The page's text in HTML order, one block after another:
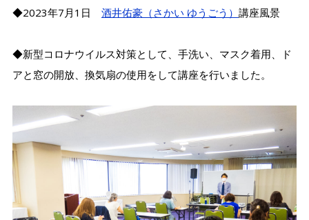
◆2023年7月1日 酒井佑豪（さかい ゆうごう） 講座風景
◆新型コロナウイルス対策として、手洗い、マスク着用、ド
アと窓の開放、換気扇の使用をして講座を行いました。